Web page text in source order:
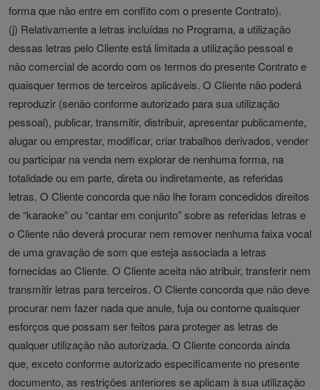
forma que não entre em conflito com o presente Contrato).
(j) Relativamente a letras incluídas no Programa, a utilização
dessas letras pelo Cliente está limitada a utilização pessoal e
não comercial de acordo com os termos do presente Contrato e
quaisquer termos de terceiros aplicáveis. O Cliente não poderá
reproduzir (senão conforme autorizado para sua utilização
pessoal), publicar, transmitir, distribuir, apresentar publicamente,
alugar ou emprestar, modificar, criar trabalhos derivados, vender
ou participar na venda nem explorar de nenhuma forma, na
totalidade ou em parte, direta ou indiretamente, as referidas
letras. O Cliente concorda que não lhe foram concedidos direitos
de “karaoke” ou “cantar em conjunto” sobre as referidas letras e
o Cliente não deverá procurar nem remover nenhuma faixa vocal
de uma gravação de som que esteja associada a letras
fornecidas ao Cliente. O Cliente aceita não atribuir, transferir nem
transmitir letras para terceiros. O Cliente concorda que não deve
procurar nem fazer nada que anule, fuja ou contorne quaisquer
esforços que possam ser feitos para proteger as letras de
qualquer utilização não autorizada. O Cliente concorda ainda
que, exceto conforme autorizado especificamente no presente
documento, as restrições anteriores se aplicam à sua utilização